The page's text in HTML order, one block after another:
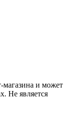
магазина и может
Не является